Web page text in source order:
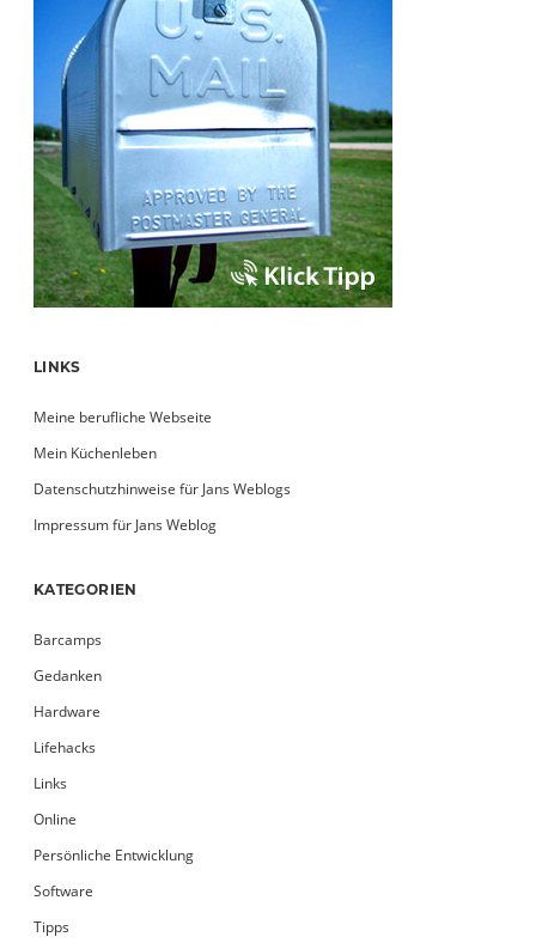
LINKS
Meine berufliche Webseite
Mein Küchenleben
Datenschutzhinweise für Jans Weblogs
Impressum für Jans Weblog
KATEGORIEN
Barcamps
Gedanken
Hardware
Lifehacks
Links
Online
Persönliche Entwicklung
Software
Tipps